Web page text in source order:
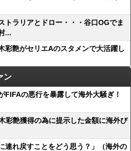
トラリアとドロー・・・谷口OGでま
...
彩艶がセリエAのスタメンで大活躍し
ン
FIFAの悪行を暴露して海外大騒ぎ！
彩艶獲得の為に提示した金額に海外び
連れ戻すことをどう思う？」（海外の